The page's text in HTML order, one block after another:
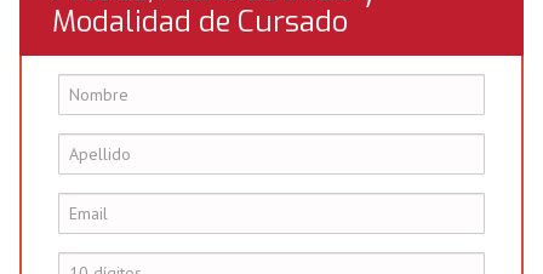
Modalidad de Cursado